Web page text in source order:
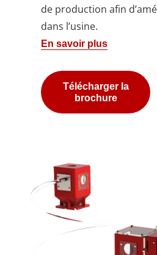
de production afin
dans l’usine.
En savoir plus
Télécharger la
brochure